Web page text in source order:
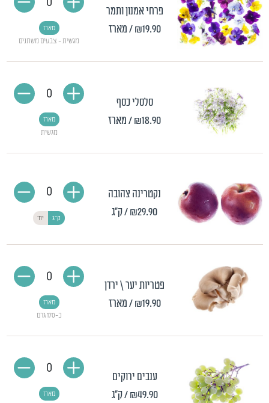
פרחי אמנון ותמר
₪19.90 / מארז
מגשית - צבעים משתנים
מארז
סלסלי כסף
₪18.90/ מארז
מגשית
מארז
0
נקטרינה צהובה
₪29.90/ ק"ג ק"ג יח'
0
פטריות יער \ ירדן
₪19.90 / מארז
כ-170 גרם
מארז
0
ענבים ירוקים
₪49.90 / ק"ג מארז
0